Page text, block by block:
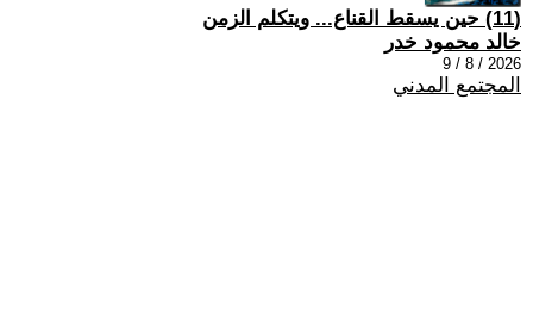
(11) حين يسقط القناع... ويتكلم الزمن
خالد محمود خدر
2026 / 8 / 9
المجتمع المدني